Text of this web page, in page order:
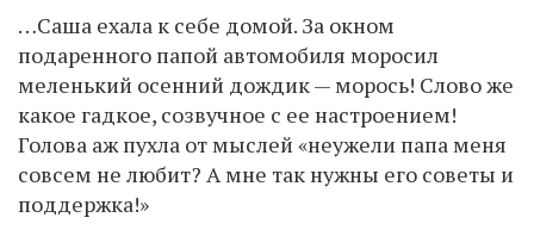
…Саша ехала к себе домой. За окном
подаренного папой автомобиля моросил
меленький осенний дождик — морось! Слово же
какое гадкое, созвучное с ее настроением!
Голова аж пухла от мыслей «неужели папа меня
совсем не любит? А мне так нужны его советы и
поддержка!»